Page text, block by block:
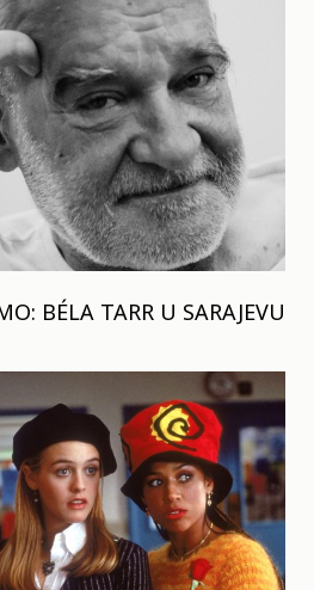
BÉLA TARR U SARAJEVU